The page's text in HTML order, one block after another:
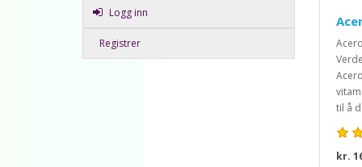
Logg inn
Registrer
til å
kr.